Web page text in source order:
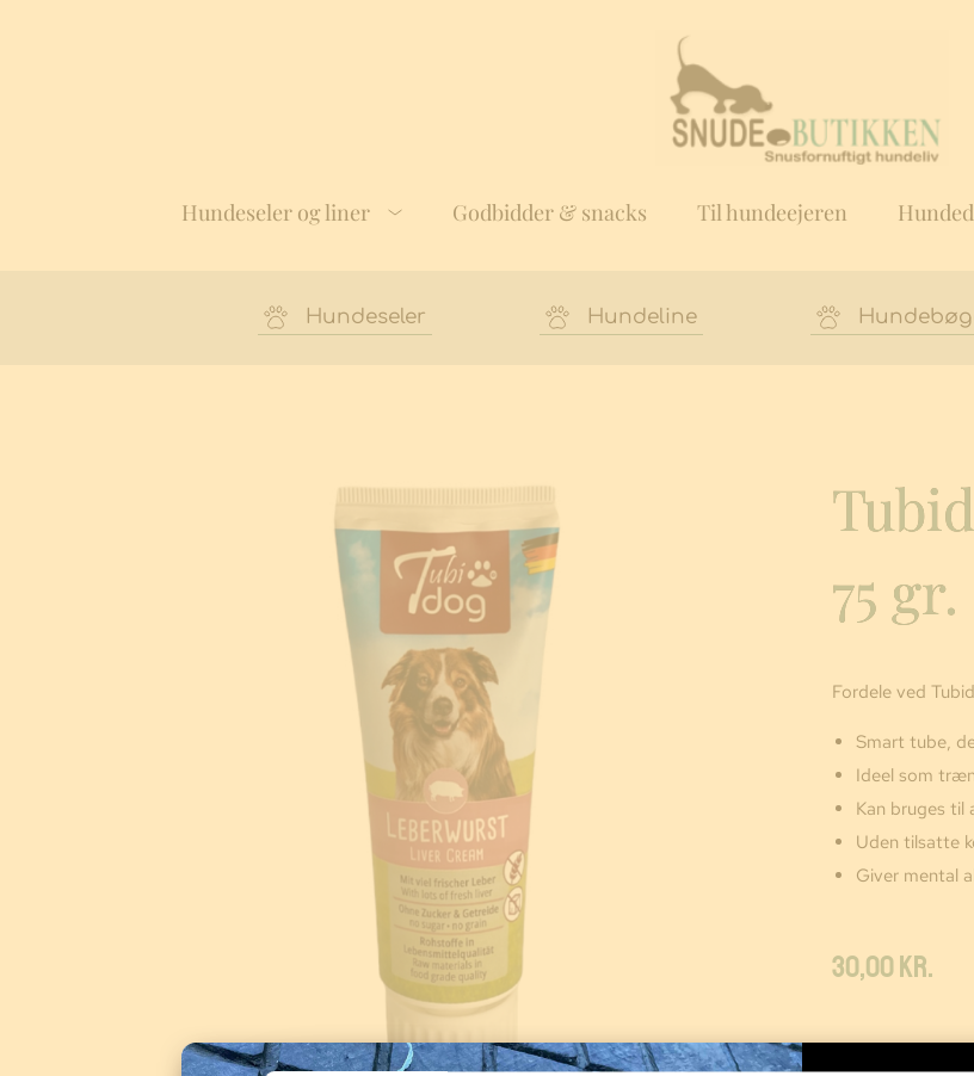
Hundeseler og liner Godbidder & snacks Til hundeejeren
Hundeseler Hundeline
75 gr.
Fordele ved
Smart tube,
Ideel som
Kan bruges til
Uden tilsatte
Giver mental
30,00kr.